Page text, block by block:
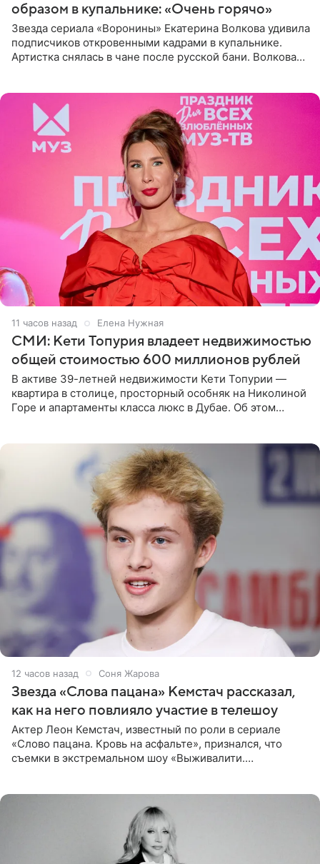
образом в купальнике: «Очень горячо»
Звезда сериала «Воронины» Екатерина Волкова удивила
подписчиков откровенными кадрами в купальнике.
Артистка снялась в чане после русской бани. Волкова
11 часов назад Елена Нужная
СМИ: Кети Топурия владеет недвижимостью
общей стоимостью 600 миллионов рублей
В активе 39-летней недвижимости Кети Топурии —
квартира в столице, просторный особняк на Николиной
Горе и апартаменты класса люкс в Дубае. Об этом
12 часов назад Соня Жарова
Звезда «Слова пацана» Кемстач рассказал,
как на него повлияло участие в телешоу
Актер Леон Кемстач, известный по роли в сериале
«Слово пацана. Кровь на асфальте», признался, что
съемки в экстремальном шоу «Выживалити.